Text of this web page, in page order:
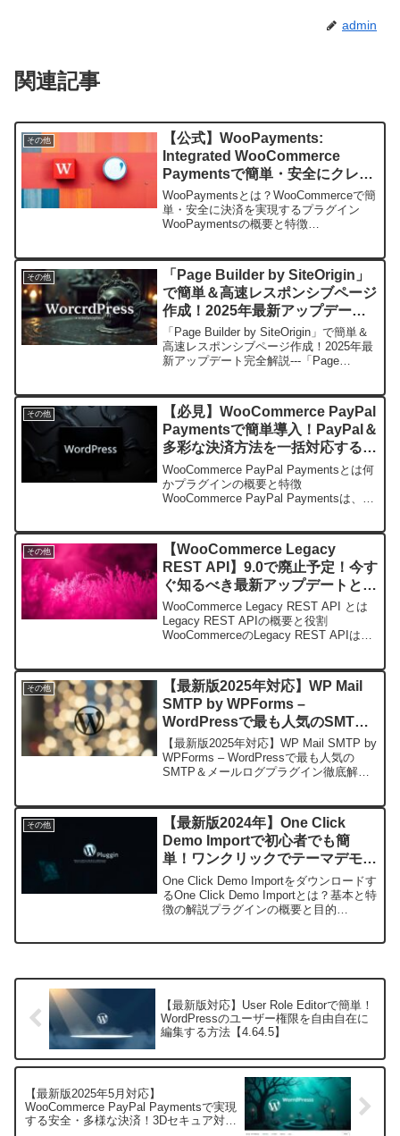
admin
関連記事
その他
【公式】WooPayments:
Integrated WooCommerce
Paymentsで簡単・安全にクレジ
ットカード決済を実現！
WooPaymentsとは？WooCommerceで簡
単・安全に決済を実現するプラグイン
WooPaymentsの概要と特徴
で、WordPress管理画...
その他
「Page Builder by SiteOrigin」
で簡単＆高速レスポンシブページ
作成！2025年最新アップデート
完全解説
「Page Builder by SiteOrigin」で簡単＆
高速レスポンシブページ作成！2025年最
新アップデート完全解説---「Page
その他
【必見】WooCommerce PayPal
Paymentsで簡単導入！PayPal＆
多彩な決済方法を一括対応する最
強プラグイン
WooCommerce PayPal Paymentsとは何
かプラグインの概要と特徴
WooCommerce PayPal Paymentsは、
彩な決済手段...
その他
【WooCommerce Legacy
REST API】9.0で廃止予定！今す
ぐ知るべき最新アップデートと対
応策まとめ
WooCommerce Legacy REST API とは
Legacy REST APIの概要と役割
WooCommerceのLegacy REST APIは、
その他
【最新版2025年対応】WP Mail
SMTP by WPForms –
WordPressで最も人気のSMTP
＆メールログプラグイン徹底解
説！安全なメール配信を簡単実現
【最新版2025年対応】WP Mail SMTP by
WPForms – WordPressで最も人気の
SMTP＆メールログプラグイン徹底解
その他
【最新版2024年】One Click
Demo Importで初心者でも簡
単！ワンクリックでテーマデモを
完全インポートする方法
One Click Demo Importをダウンロードす
るOne Click Demo Importとは？基本と特
徴の解説プラグインの概要と目的
【最新版対応】User Role Editorで簡単！
WordPressのユーザー権限を自由自在に
編集する方法【4.64.5】
【最新版2025年5月対応】
WooCommerce PayPal Paymentsで実現
する安全・多様な決済！3Dセキュア対応